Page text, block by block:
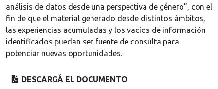
análisis de datos desde una perspectiva de género”, con el
fin de que el material generado desde distintos ámbitos,
las experiencias acumuladas y los vacíos de información
identificados puedan ser fuente de consulta para
potenciar nuevas oportunidades.
DESCARGÁ EL DOCUMENTO